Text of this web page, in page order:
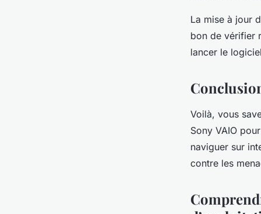
La mise à jour
bon de vérifier
lancer le
Voilà, vous
Sony VAIO
naviguer sur
contre les